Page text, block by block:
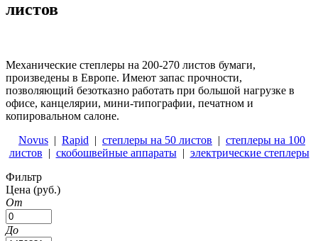
листов
Механические степлеры на 200-270 листов бумаги,
произведены в Европе. Имеют запас прочности,
позволяющий безотказно работать при большой нагрузке в
офисе, канцелярии, мини-типографии, печатном и
копировальном салоне.
Novus | Rapid | степлеры на 50 листов | степлеры на 100
листов | скобошвейные аппараты| электрические степлеры
Фильтр
Цена (руб.)
От
До